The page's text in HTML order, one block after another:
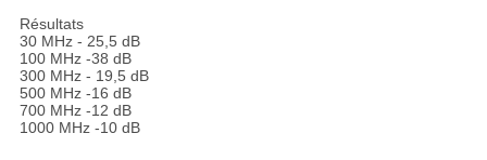
Résultats
30 MHz - 25,5 dB
100 MHz -38 dB
300 MHz - 19,5 dB
500 MHz -16 dB
700 MHz -12 dB
1000 MHz -10 dB